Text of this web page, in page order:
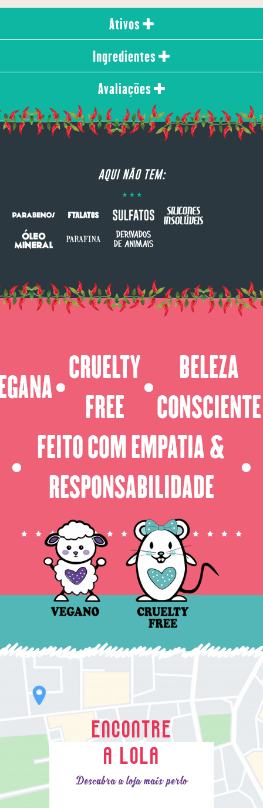
Ativos
Ingredientes
Avaliações
AQUI NÃO TEM:
⬤
CRUELTY
FREE
⬤
BELEZA
CONSCIENTE
⬤
FEITO COM EMPATIA &
RESPONSABILIDADE
⬤
ENCONTRE
A LOLA
Descubra a loja mais perto